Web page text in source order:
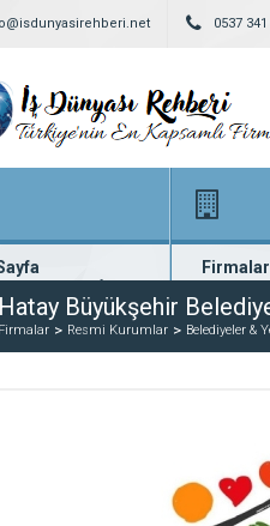
0537
ana sayfanız
Firmalar
Yüzlerce
Hatay Büyükşehir
Firmalar Resmi Kurumlar Belediyeler &